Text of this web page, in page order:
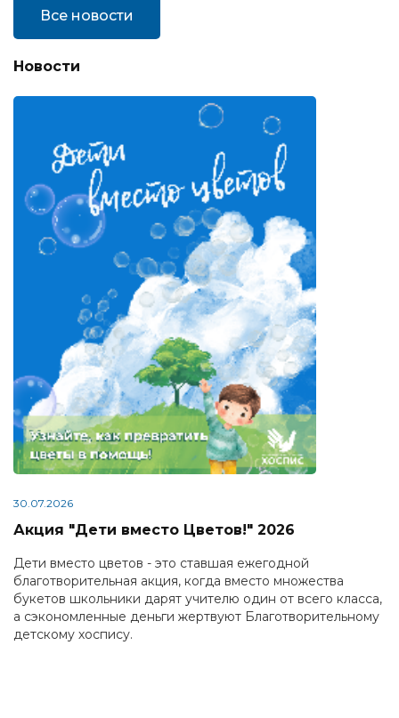
Все новости
Новости
30.07.2026
Акция "Дети вместо Цветов!" 2026
Дети вместо цветов - это ставшая ежегодной
благотворительная акция, когда вместо множества
букетов школьники дарят учителю один от всего класса,
а сэкономленные деньги жертвуют Благотворительному
детскому хоспису.